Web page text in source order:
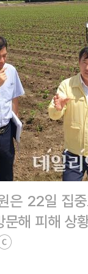
은 22일 집
해 피해 상
ⓒ